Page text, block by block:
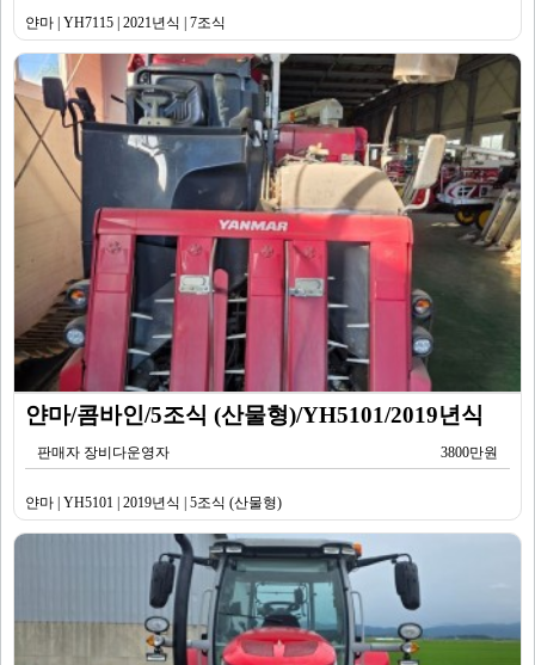
얀마 | YH7115 | 2021년식 | 7조식
얀마/콤바인/5조식 (산물형)/YH5101/2019년식
판매자 장비다운영자 3800만원
얀마 | YH5101 | 2019년식 | 5조식 (산물형)